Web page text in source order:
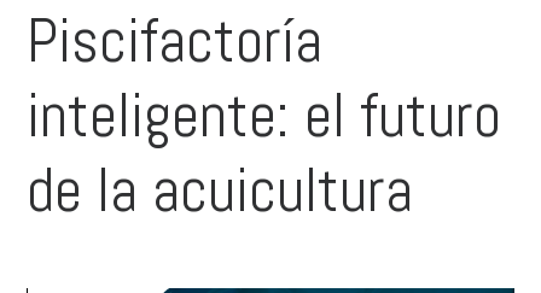
Piscifactoría
inteligente: el futuro
de la acuicultura